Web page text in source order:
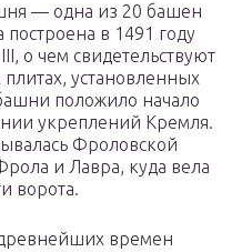
— одна из 20 башен
в 1491 году
о чем свидетельствуют
установленных
положило начало
укреплений Кремля.
Фроловской
и Лавра, куда вела
ворота.
времен